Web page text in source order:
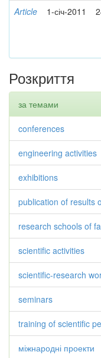
Article 1-січ-2011
Розкриття
за темами
conferences
engineering activities
exhibitions
publication of results
research schools of
scientific activities
scientific-research
seminars
training of scientific
міжнародні проекти